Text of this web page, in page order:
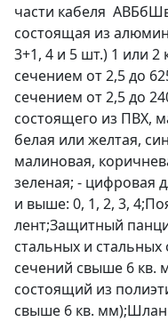
части кабеля
состоящая из
3+1, 4 и 5 шт.) 1 или 2
сечением от 2,5 до
сечением от 2,5 до
состоящего из ПВХ,
белая или желтая,
малиновая,
зеленая; - цифровая
и выше: 0, 1, 2, 3,
лент;Защитный
стальных и
сечений свыше 6 кв.
состоящий из
свыше 6 кв.